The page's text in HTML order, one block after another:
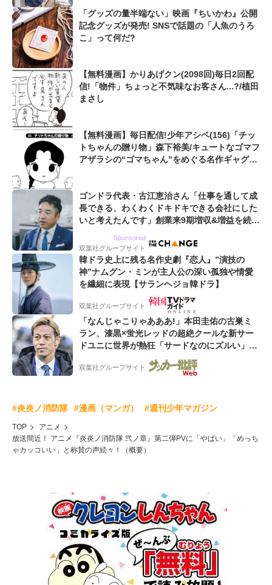
「グッズの量半端ない」映画『ちいかわ』公開
記念グッズが発売! SNSで話題の「人魚のうろ
こ」って何だ?
【無料漫画】かりあげクン(2098回)毎日2回配
信!「物件」ちょっと不気味なお客さん...?/植田
まさし
【無料漫画】毎日配信!少年アシベ(156)「チッ
トちゃんの贈り物」森下裕美/キュートなゴマフ
アザラシの“ゴマちゃん”をめぐる名作ギャグ4
ゴンドラ代表・古江恵治さん「仕事を通して成
長できる、わくわくドキドキできる会社にした
いと考えたんです」創業来9期増収&増益を続け
Sponsored
双葉社グループサイト
韓ドラ史上に残る名作史劇『恋人』”演技の
神”ナムグン・ミンが主人公の深い孤独や情愛
を繊細に表現【サランヘジョ韓ドラ】
双葉社グループサイト
「なんじゃこりゃあああ!」本田圭佑の古巣ミ
ラン、漆黒×蛍光レッドの超絶クールな新サー
ドユニに世界が熱狂「サードなのにズルい」
「こりゃかっけえわ」
双葉社グループサイト
#炎炎ノ消防隊 #漫画（マンガ） #週刊少年マガジン
TOP
アニメ
放送間近！ アニメ『炎炎ノ消防隊 弐ノ章』第二弾PVに「やばい」「めっち
ゃカッコいい」と称賛の声続々！（概要）